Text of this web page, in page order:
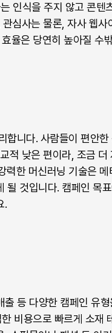
인식을 주지 않고 콘텐
심사는 물론, 자사 웹
율은 당연히 높아질 수
니다. 사람들이 편안
적 낮은 편이라, 조금
한 머신러닝 기술은
것입니다. 캠페인 목
.
등 다양한 캠페인 유
비용으로 빠르게 소재